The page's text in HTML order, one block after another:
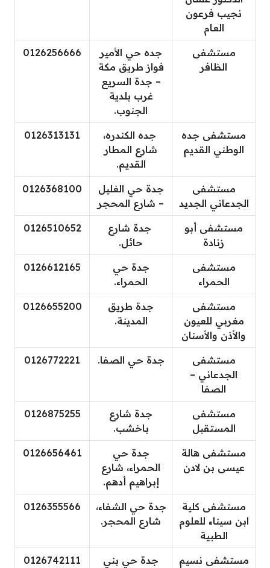
نجيب فرعون
العام
مستشفى
الظافر
جده حي الأمير
فواز طريق مكة
– جدة السريع
غرب بلدية
الجنوب.
0126256666
مستشفى جده
الوطني القديم
جده الكندره،
شارع المطار
القديم.
0126313131
مستشفى
الجدعاني الجديد
جدة حي الغليل
– شارع المحجر
0126368100
مستشفى أبو
زنادة
جدة شارع
حائل.
0126510652
مستشفى
الحمراء
جدة حي
الحمراء.
0126612165
مستشفى
مغربي للعيون
والأذن والأسنان
جدة طريق
المدينة.
0126655200
مستشفى
الجدعاني –
الصفا
جدة حي الصفا. 0126772221
مستشفى
المستقبل
جدة شارع
باخشب.
0126875255
مستشفى هالة
عيسى بن لادن
جدة حي
الحمراء، شارع
إبراهيم أدهم.
0126656461
مستشفى كلية
ابن سيناء للعلوم
الطبية
جدة حي الشفاء،
شارع المحجر.
0126355566
مستشفى نسيم جدة حي بني 0126742111